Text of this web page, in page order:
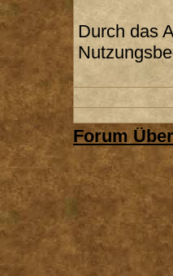
Durch das
Forum